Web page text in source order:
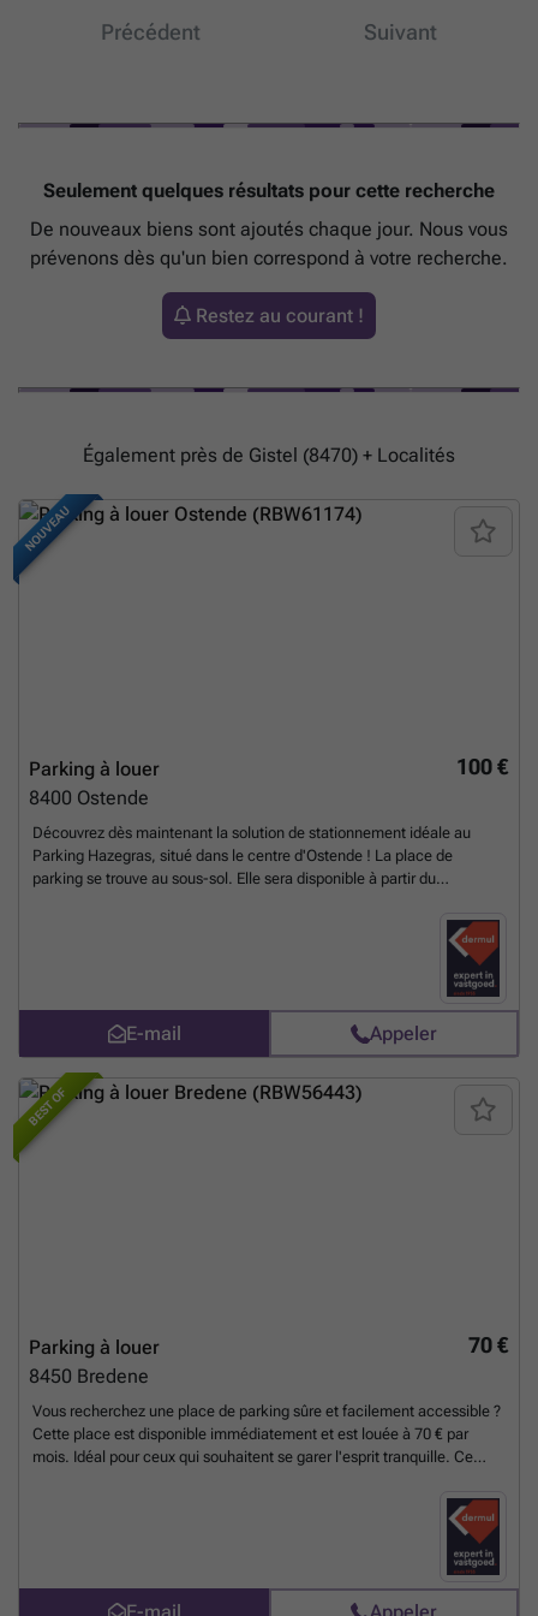
Précédent Suivant
Seulement quelques résultats pour cette recherche
De nouveaux biens sont ajoutés chaque jour. Nous vous
prévenons dès qu'un bien correspond à votre recherche.
Restez au courant !
Également près de Gistel (8470) + Localités
NOUVEAU
100 €
Parking à louer
8400 Ostende
Découvrez dès maintenant la solution de stationnement idéale au
Parking Hazegras, situé dans le centre d'Ostende ! La place de
parking se trouve au sous-sol. Elle sera disponible à partir du
intéresse ? Rendez-vous sur le site ### puis cliquez sur le bien que
vous souhaitez louer. En cliquant sur le bouton « Je suis intéressé »,
contacterons ensuite pour organiser une visite. Aucun rendez-vous ne
peut être pris par téléphone.En savoir plus ?
E-mail Appeler
BEST OF
70 €
Parking à louer
8450 Bredene
Vous recherchez une place de parking sûre et facilement accessible ?
Cette place est disponible immédiatement et est louée à 70 € par
mois. Idéal pour ceux qui souhaitent se garer l'esprit tranquille. Ce
puis cliquez sur le bien que vous souhaitez louer. En cliquant sur le
bouton « Je suis intéressé », nous vous demandons de remplir un bref
profil. Nous vous contacterons ensuite pour organiser une visite. Il
En savoir
plus ?